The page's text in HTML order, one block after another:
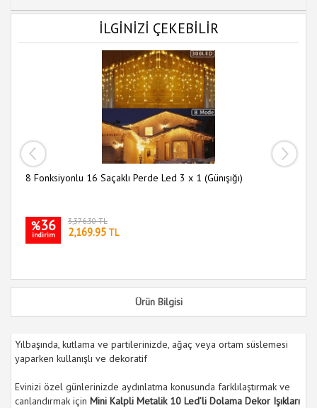
İLGİNİZİ ÇEKEBİLİR
8 Fonksiyonlu 16 Saçaklı Perde Led 3 x 1 (Günışığı)
%36
indirim
3,376.30 TL
2,169.95 TL
Ürün Bilgisi
Yılbaşında, kutlama ve partilerinizde, ağaç veya ortam süslemesi
yaparken kullanışlı ve dekoratif
Evinizi özel günlerinizde aydınlatma konusunda farklılaştırmak ve
canlandırmak için Mini Kalpli Metalik 10 Led’li Dolama Dekor Işıkları